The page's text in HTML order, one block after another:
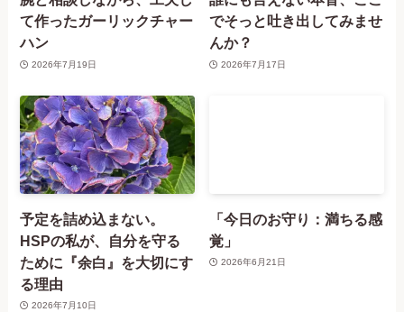
て作ったガーリックチャー
ハン
2026年7月19日
でそっと吐き出してみませ
んか？
2026年7月17日
予定を詰め込まない。
HSPの私が、自分を守る
ために『余白』を大切にす
る理由
2026年7月10日
「今日のお守り：満ちる感
覚」
2026年6月21日